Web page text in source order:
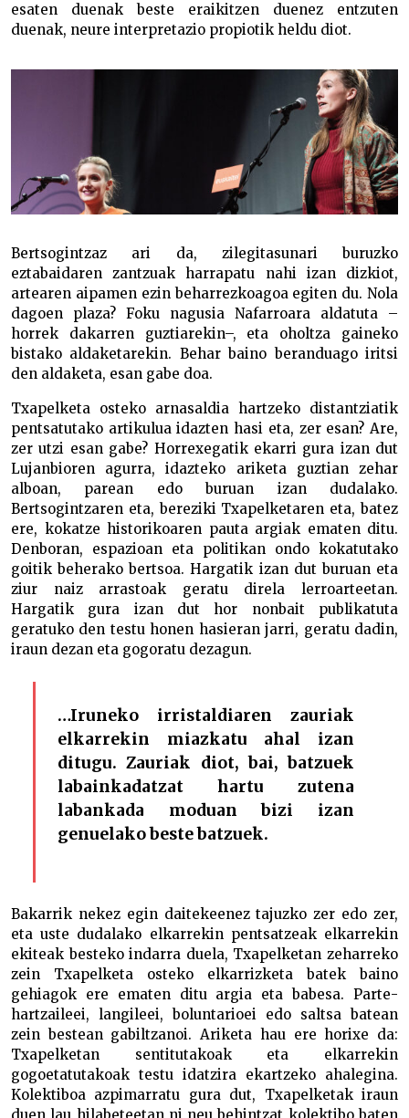
esaten duenak beste eraikitzen duenez entzuten
duenak, neure interpretazio propiotik heldu diot.
Bertsogintzaz ari da, zilegitasunari buruzko
eztabaidaren zantzuak harrapatu nahi izan dizkiot,
artearen aipamen ezin beharrezkoagoa egiten du. Nola
dagoen plaza? Foku nagusia Nafarroara aldatuta –
horrek dakarren guztiarekin–, eta oholtza gaineko
bistako aldaketarekin. Behar baino beranduago iritsi
den aldaketa, esan gabe doa.
Txapelketa osteko arnasaldia hartzeko distantziatik
pentsatutako artikulua idazten hasi eta, zer esan? Are,
zer utzi esan gabe? Horrexegatik ekarri gura izan dut
Lujanbioren agurra, idazteko ariketa guztian zehar
alboan, parean edo buruan izan dudalako.
Bertsogintzaren eta, bereziki Txapelketaren eta, batez
ere, kokatze historikoaren pauta argiak ematen ditu.
Denboran, espazioan eta politikan ondo kokatutako
goitik beherako bertsoa. Hargatik izan dut buruan eta
ziur naiz arrastoak geratu direla lerroarteetan.
Hargatik gura izan dut hor nonbait publikatuta
geratuko den testu honen hasieran jarri, geratu dadin,
iraun dezan eta gogoratu dezagun.
…Iruneko irristaldiaren zauriak
elkarrekin miazkatu ahal izan
ditugu. Zauriak diot, bai, batzuek
labainkadatzat hartu zutena
labankada moduan bizi izan
genuelako beste batzuek.
Bakarrik nekez egin daitekeenez tajuzko zer edo zer,
eta uste dudalako elkarrekin pentsatzeak elkarrekin
ekiteak besteko indarra duela, Txapelketan zeharreko
zein Txapelketa osteko elkarrizketa batek baino
gehiagok ere ematen ditu argia eta babesa. Parte-
hartzaileei, langileei, boluntarioei edo saltsa batean
zein bestean gabiltzanoi. Ariketa hau ere horixe da:
Txapelketan sentitutakoak eta elkarrekin
gogoetatutakoak testu idatzira ekartzeko ahalegina.
Kolektiboa azpimarratu gura dut, Txapelketak iraun